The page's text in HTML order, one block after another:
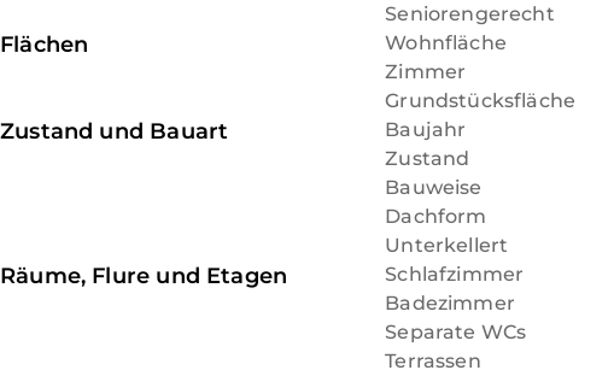
Seniorengerecht
Flächen Wohnfläche
Zimmer
Grundstücksfläche
Zustand und Bauart Baujahr
Zustand
Bauweise
Dachform
Unterkellert
Räume, Flure und Etagen Schlafzimmer
Badezimmer
Separate WCs
Terrassen